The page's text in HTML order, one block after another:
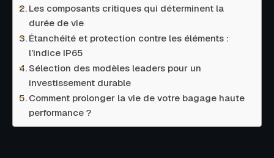
Les composants critiques qui déterminent la
durée de vie
Étanchéité et protection contre les éléments :
l’indice IP65
Sélection des modèles leaders pour un
investissement durable
Comment prolonger la vie de votre bagage haute
performance ?